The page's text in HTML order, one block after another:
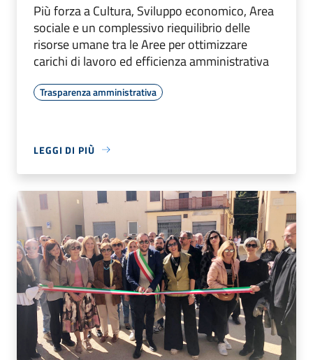
Più forza a Cultura, Sviluppo economico, Area
sociale e un complessivo riequilibrio delle
risorse umane tra le Aree per ottimizzare
carichi di lavoro ed efficienza amministrativa
Trasparenza amministrativa
LEGGI DI PIÙ